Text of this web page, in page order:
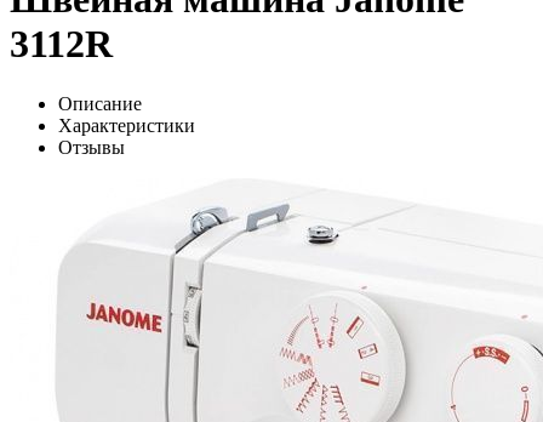
3112R
Описание
Характеристики
Отзывы